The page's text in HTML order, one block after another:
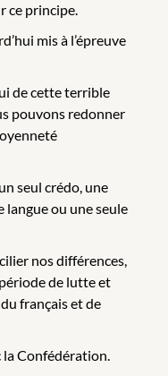
ce principe.
mis à l’épreuve
de cette terrible
pouvons redonner
seul crédo, une
langue ou une seule
nos différences,
de lutte et
français et de
la Confédération.